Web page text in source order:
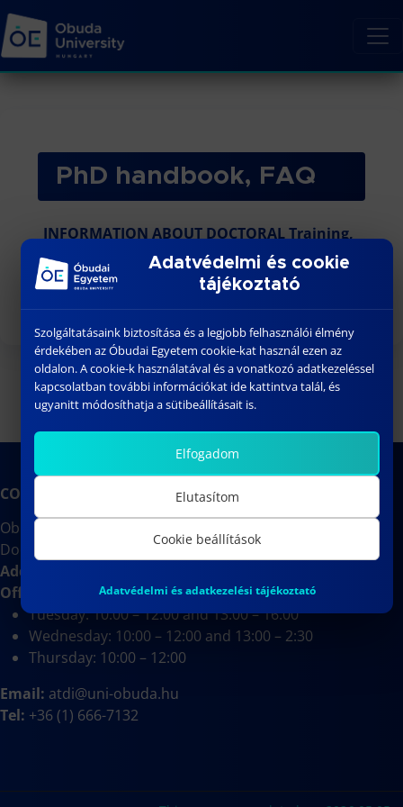
PhD handbook, FAQ
INFORMATION ABOUT DOCTORAL Training,
Frequently Asked Questions (FAQ) and
Answers
CONTACT
Obuda University
Doctoral School on Materials Sciences and Technologies
Address:
Office hours:
Tuesday: 10:00 – 12:00 and 13:00 – 16:00
Wednesday: 10:00 – 12:00 and 13:00 – 2:30
Thursday: 10:00 – 12:00
Email: atdi@uni-obuda.hu
Tel: +36 (1) 666-7132
Adatvédelmi és cookie
tájékoztató
Szolgáltatásaink biztosítása és a legjobb felhasználói élmény
érdekében az Óbudai Egyetem cookie-kat használ ezen az
oldalon. A cookie-k használatával és a vonatkozó adatkezeléssel
kapcsolatban további információkat ide kattintva talál, és
ugyanitt módosíthatja a sütibeállításait is.
Elfogadom
Elutasítom
Cookie beállítások
Adatvédelmi és adatkezelési tájékoztató